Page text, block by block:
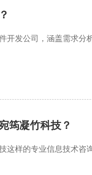
开发公司，涵盖需求分
筠凝竹科技？
这样的专业信息技术咨